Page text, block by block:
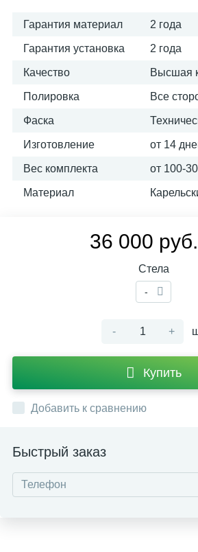
Гарантия материал 2 года
Гарантия установка 2 года
Качество Высшая
Полировка Все
Фаска
Изготовление от 14
Вес комплекта от 100-
Материал
36 000 руб.
Стела
-
- +
Купить
Добавить к сравнению
Быстрый заказ